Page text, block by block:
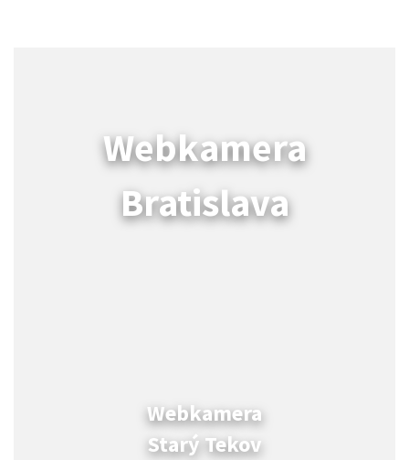
Webkamera
Bratislava
Webkamera
Starý Tekov